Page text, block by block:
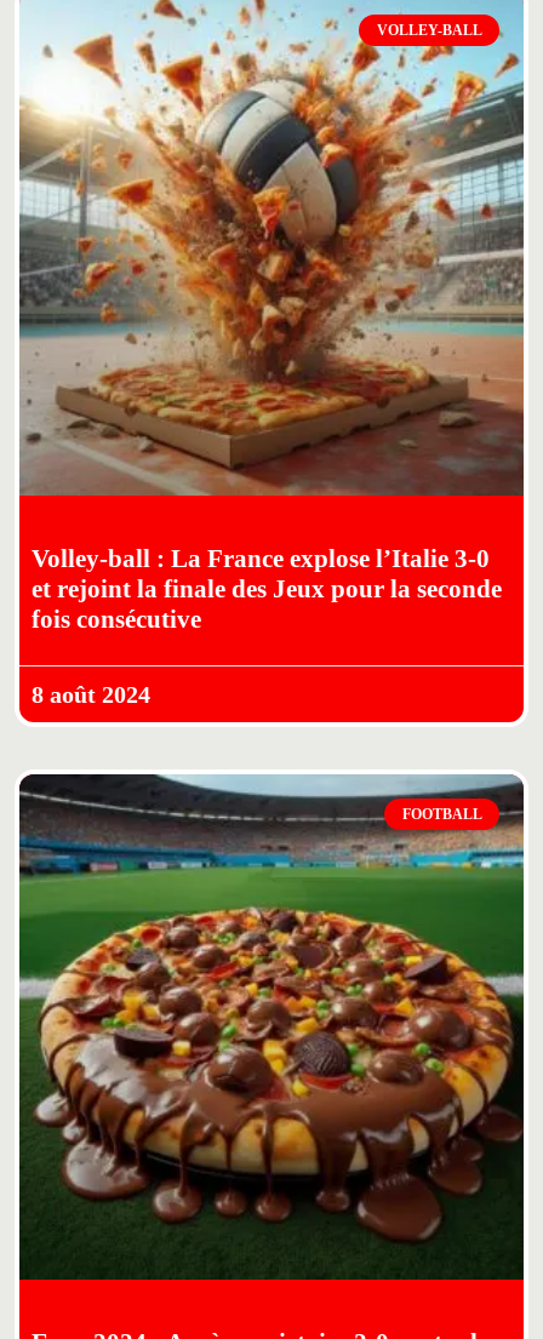
VOLLEY-BALL
Volley-ball : La France explose l’Italie 3-0
et rejoint la finale des Jeux pour la seconde
fois consécutive
8 août 2024
FOOTBALL